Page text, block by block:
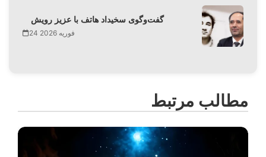
گفت‌وگوی سخیداد هاتف با عزیز رویش
24 فوریه 2026
مطالب مرتبط